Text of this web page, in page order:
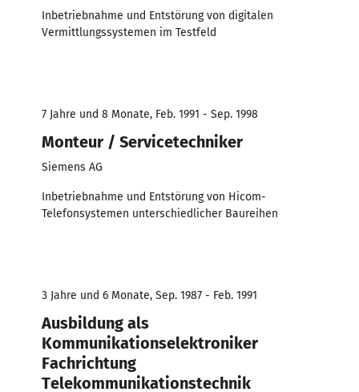
Inbetriebnahme und Entstörung von digitalen
Vermittlungssystemen im Testfeld
7 Jahre und 8 Monate, Feb. 1991 - Sep. 1998
Monteur / Servicetechniker
Siemens AG
Inbetriebnahme und Entstörung von Hicom-
Telefonsystemen unterschiedlicher Baureihen
3 Jahre und 6 Monate, Sep. 1987 - Feb. 1991
Ausbildung als
Kommunikationselektroniker
Fachrichtung
Telekommunikationstechnik